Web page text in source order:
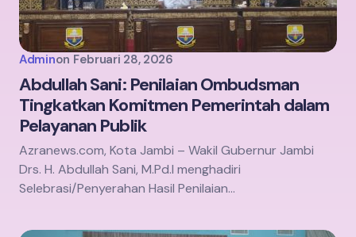
Adminon Februari 28, 2026
Abdullah Sani: Penilaian Ombudsman
Tingkatkan Komitmen Pemerintah dalam
Pelayanan Publik
Azranews.com, Kota Jambi – Wakil Gubernur Jambi
Drs. H. Abdullah Sani, M.Pd.I menghadiri
Selebrasi/Penyerahan Hasil Penilaian…